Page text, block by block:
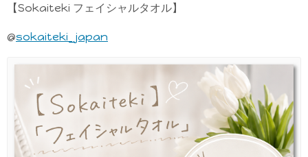
【Sokaiteki フェイシャルタオル】
@sokaiteki_japan